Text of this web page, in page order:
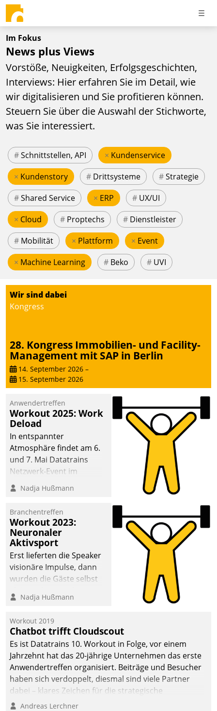
Im Fokus
News plus Views
Vorstöße, Neuigkeiten, Erfolgsgeschichten,
Interviews: Hier erfahren Sie im Detail, wie
wir digitalisieren und Sie profitieren können.
Steuern Sie über die Auswahl der Stichworte,
was Sie interessiert.
#Schnittstellen, API × Kundenservice
× Kundenstory # Drittsysteme #Strategie
#Shared Service × ERP # UX/UI
× Cloud # Proptechs # Dienstleister
# Mobilität × Plattform × Event
× Machine Learning # Beko # UVI
Wir sind dabei
Kongress
28. Kongress Immobilien- und Facility-
Management mit SAP in Berlin
14. September 2026 –
15. September 2026
Anwendertreffen
Workout 2025: Work
Deload
In entspannter
Atmosphäre findet am 6.
und 7. Mai Datatrains
Netzwerk-Event im
Kunden- und Partnerkreis
statt. Zentrale Frage: Wie
Mammutprojekte
meistern und Workloads
wuppen – bei zunehmend
anspruchsvollen
Aufgaben und
abnehmendem
Nadja Hußmann
Branchentreffen
Workout 2023:
Neuronaler
Aktivsport
Erst lieferten die Speaker
visionäre Impulse, dann
wurden die Gäste selbst
methodisch
Quartier. Dazwischen
zeigte Datatrain, was es
Neues zu bieten hat.
Nadja Hußmann
Workout 2019
Chatbot trifft Cloudscout
Es ist Datatrains 10. Workout in Folge, vor einem
Jahrzehnt hat das 20-jährige Unternehmen das erste
Anwendertreffen organisiert. Beiträge und Besucher
haben sich verdoppelt, diesmal sind viele Partner
dabei – klares Zeichen für die strategische
Fokussierung auf den Kunden.
Andreas Lerchner